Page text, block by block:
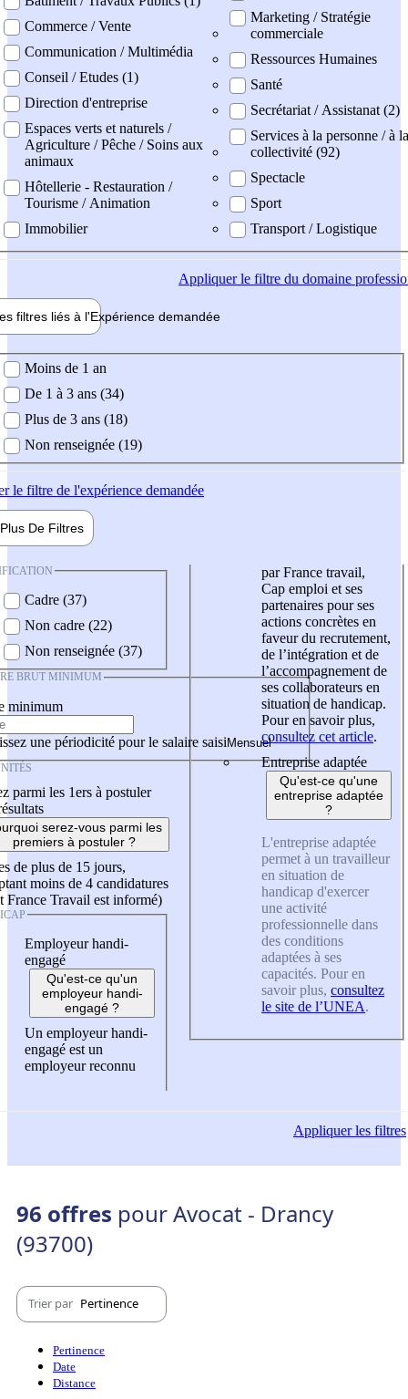
Commerce / Vente
Communication / Multimédia
Conseil / Etudes (1)
Direction d'entreprise
Espaces verts et naturels /
Agriculture / Pêche / Soins aux
animaux
Hôtellerie - Restauration /
Tourisme / Animation
Immobilier
Marketing / Stratégie
commerciale
Ressources Humaines
Santé
Secrétariat / Assistanat (2)
Services à la personne / à la
collectivité (92)
Spectacle
Sport
Transport / Logistique
Appliquerle filtre du domaine
filtres liés à l'Expérience demandée
demandée
Moins de 1 an
De 1 à 3 ans (34)
Plus de 3 ans (18)
Non renseignée (19)
le filtre de l'expérience demandée
Plus De Filtres
Cadre (37)
Non cadre (22)
Non renseignée (37)
BRUT MINIMUM
minimum
une périodicité pour le salaire saisi
parmi les 1ers à postuler
serez-vous parmi les
premiers à postuler ?
de plus de 15 jours,
moins de 4 candidatures
France Travail est informé)
Employeur handi-
engagé
Qu'est-ce qu'un
employeur handi-
engagé ?
Un employeur handi-
engagé est un
employeur reconnu
par France travail,
Cap emploi et ses
partenaires pour ses
actions concrètes en
faveur du recrutement,
de l’intégration et de
l’accompagnement de
ses collaborateurs en
situation de handicap.
Pour en savoir plus,
consultez cet article.
Entreprise adaptée
Qu'est-ce qu'une
entreprise adaptée
?
L'entreprise adaptée
permet à un travailleur
en situation de
handicap d'exercer
une activité
professionnelle dans
des conditions
adaptées à ses
capacités. Pour en
savoir plus, consultez
le site de l’UNEA.
Appliquerles filtres
96 offres pour Avocat - Drancy
(93700)
Trier par Pertinence
Pertinence
Date
Distance